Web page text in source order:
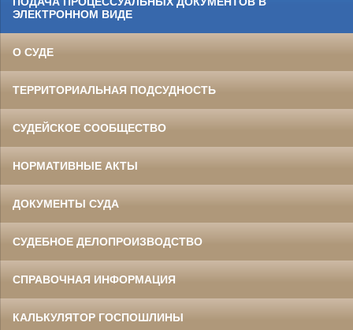
ЭЛЕКТРОННОМ ВИДЕ
О СУДЕ
ТЕРРИТОРИАЛЬНАЯ ПОДСУДНОСТЬ
СУДЕЙСКОЕ СООБЩЕСТВО
НОРМАТИВНЫЕ АКТЫ
ДОКУМЕНТЫ СУДА
СУДЕБНОЕ ДЕЛОПРОИЗВОДСТВО
СПРАВОЧНАЯ ИНФОРМАЦИЯ
КАЛЬКУЛЯТОР ГОСПОШЛИНЫ